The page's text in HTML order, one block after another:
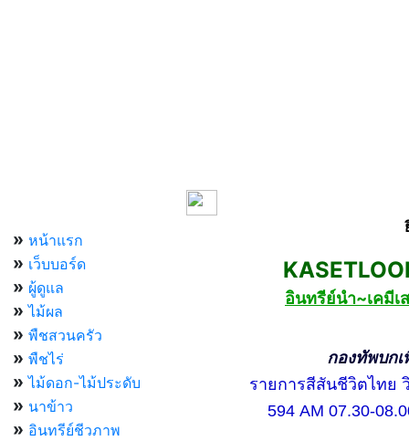
» หน้าแรก
» เว็บบอร์ด
» ผู้ดูแล
» ไม้ผล
» พืชสวนครัว
» พืชไร่
» ไม้ดอก-ไม้ประดับ
» นาข้าว
» อินทรีย์ชีวภาพ
อินทรีย์นำ~เคมีเ
กองทัพบกเพื่อป
รายการสีสันชีวิตไทย วิ
594 AM 07.30-08.00